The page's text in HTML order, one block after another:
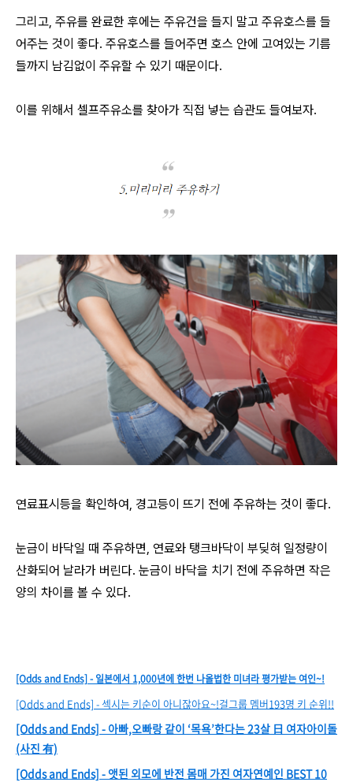
그리고, 주유를 완료한 후에는 주유건을 들지 말고 주유호스를 들
어주는 것이 좋다. 주유호스를 들어주면 호스 안에 고여있는 기름
들까지 남김없이 주유할 수 있기 때문이다.
이를 위해서 셀프주유소를 찾아가 직접 넣는 습관도 들여보자.
연료표시등을 확인하여, 경고등이 뜨기 전에 주유하는 것이 좋다.
눈금이 바닥일 때 주유하면, 연료와 탱크바닥이 부딪혀 일정량이
산화되어 날라가 버린다. 눈금이 바닥을 치기 전에 주유하면 작은
양의 차이를 볼 수 있다.
[Odds and Ends] - 일본에서 1,000년에 한번 나올법한 미녀라 평가받는 여인~!
[Odds and Ends] - 섹시는 키순이 아니잖아요~!걸그룹 멤버193명 키 순위!!
[Odds and Ends] - 아빠,오빠랑 같이 ‘목욕’한다는 23살 日 여자아이돌
(사진 有)
[Odds and Ends] - 앳된 외모에 반전 몸매 가진 여자연예인 BEST 10